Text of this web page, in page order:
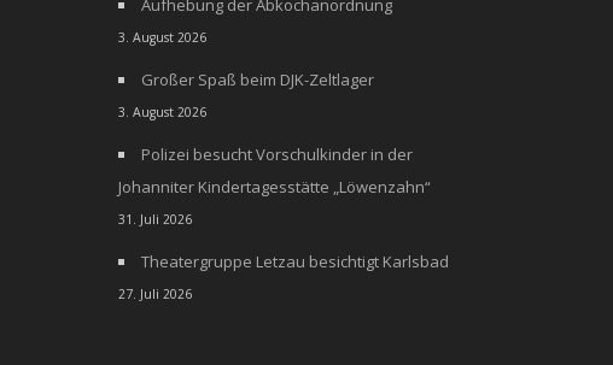
Aufhebung der Abkochanordnung
3. August 2026
Großer Spaß beim DJK-Zeltlager
3. August 2026
Polizei besucht Vorschulkinder in der
Johanniter Kindertagesstätte „Löwenzahn“
31. Juli 2026
Theatergruppe Letzau besichtigt Karlsbad
27. Juli 2026